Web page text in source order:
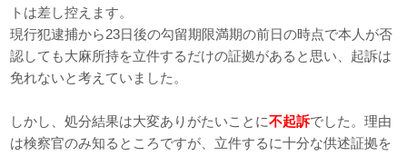
トは差し控えます。
現行犯逮捕から23日後の勾留期限満期の前日の時点で本人が否
認しても大麻所持を立件するだけの証拠があると思い、起訴は
免れないと考えていました。
しかし、処分結果は大変ありがたいことに不起訴でした。理由
は検察官のみ知るところですが、立件するに十分な供述証拠を